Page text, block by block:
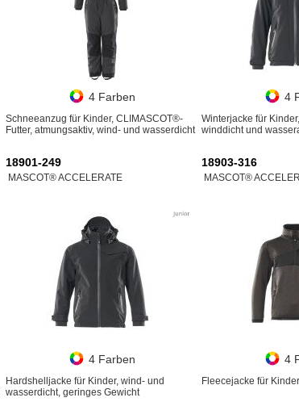
4 Farben
Schneeanzug für Kinder, CLIMASCOT®-
Futter, atmungsaktiv, wind- und wasserdicht
4
Winterjacke für
winddicht und
18901-249
MASCOT® ACCELERATE
4 Farben
Hardshelljacke für Kinder, wind- und
wasserdicht, geringes Gewicht
18903-316
MASCOT®
4
Fleecejacke für